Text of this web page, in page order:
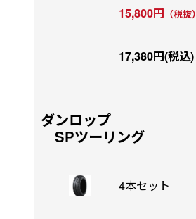
15,800円 （税抜）
17,380円(税込)
ダンロップ
SPツーリング
4本セット